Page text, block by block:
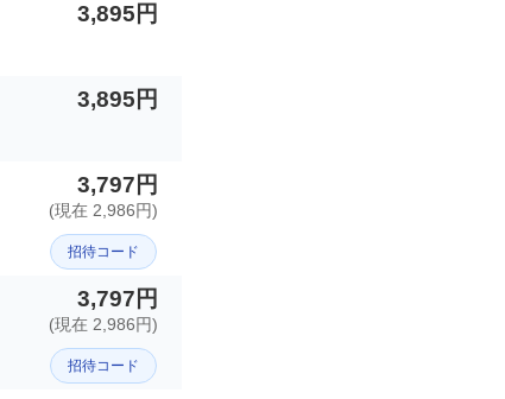
3,895円
3,895円
3,797円
(現在 2,986円)
招待コード
3,797円
(現在 2,986円)
招待コード